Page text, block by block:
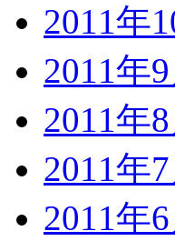
2011年
2011年9
2011年8
2011年7
2011年6